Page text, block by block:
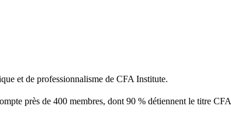
et de professionnalisme de CFA Institute.
près de 400 membres, dont 90 % détiennent le titre CFA